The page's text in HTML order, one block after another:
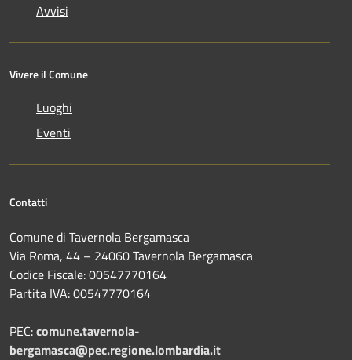
Avvisi
Vivere il Comune
Luoghi
Eventi
Contatti
Comune di Tavernola Bergamasca
Via Roma, 44 – 24060 Tavernola Bergamasca
Codice Fiscale: 00547770164
Partita IVA: 00547770164
PEC:comune.tavernola-
bergamasca@pec.regione.lombardia.it